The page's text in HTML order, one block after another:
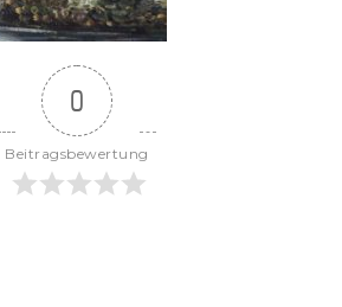
0
Beitragsbewertung